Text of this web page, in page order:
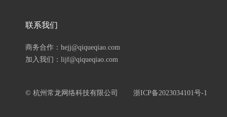
联系我们
商务合作：hejj@qiqueqiao.com
加入我们：lijf@qiqueqiao.com
© 杭州常龙网络科技有限公司 浙ICP备2023034101号-1